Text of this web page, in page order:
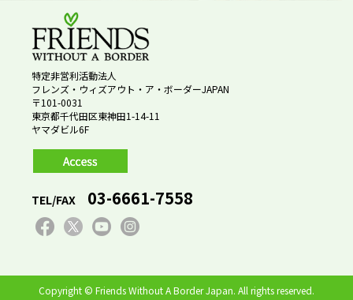
特定非営利活動法人
フレンズ・ウィズアウト・ア・ボーダーJAPAN
〒101-0031
東京都千代田区東神田1-14-11
ヤマダビル6F
TEL/FAX 03-6661-7558
Copyright © Friends Without A Border Japan. All rights reserved.